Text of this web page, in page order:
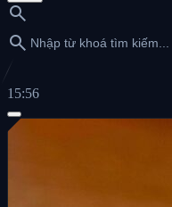
search
search
15:56